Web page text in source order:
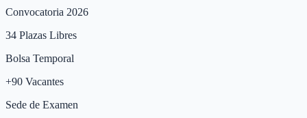
Convocatoria 2026
34 Plazas Libres
Bolsa Temporal
+90 Vacantes
Sede de Examen